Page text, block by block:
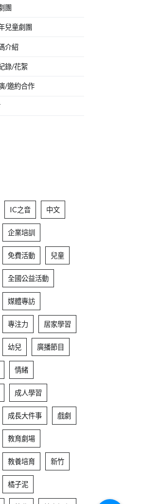
團
兒童劇團
介紹
錄/花絮
/邀約合作
IC之音 中文
企業培訓
免費活動 兒童
全國公益活動
媒體專訪
專注力 居家學習
幼兒 廣播節目
情緒
成人學習
成長大件事 戲劇
教育劇場
教養培育 新竹
橘子泥